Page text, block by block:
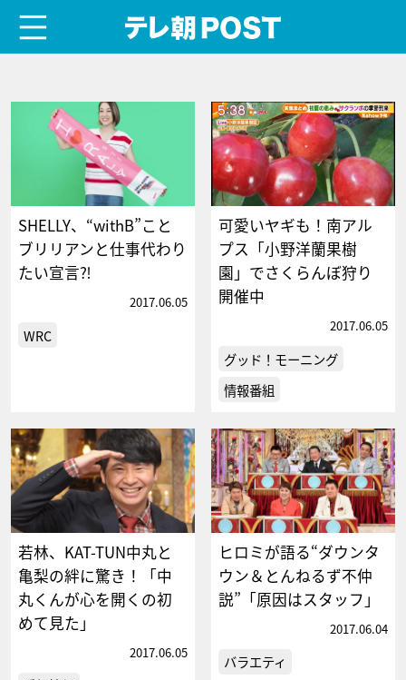
SHELLY、“withB”こと
ブリリアンと仕事代わり
たい宣言⁈
2017.06.05
WRC
可愛いヤギも！南アル
プス「小野洋蘭果樹
園」でさくらんぼ狩り
開催中
2017.06.05
グッド！モーニング
情報番組
若林、KAT-TUN中丸と
亀梨の絆に驚き！「中
丸くんが心を開くの初
めて見た」
2017.06.05
ヒロミが語る“ダウンタ
ウン＆とんねるず不仲
説”「原因はスタッフ」
2017.06.04
バラエティ